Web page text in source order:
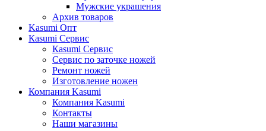
Мужские украшения
Архив товаров
Kasumi Опт
Кasumi Сервис
Кasumi Сервис
Сервис по заточке ножей
Ремонт ножей
Изготовление ножен
Компания Kasumi
Компания Kasumi
Контакты
Наши магазины